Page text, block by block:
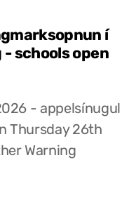
í
schools open
- appelsínugul
Thursday 26th
Warning